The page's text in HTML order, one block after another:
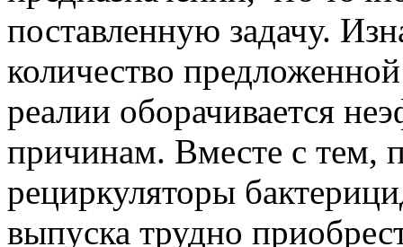
поставленную задачу.
количество
реалии оборачивается
причинам. Вместе с тем,
рециркуляторы
выпуска трудно